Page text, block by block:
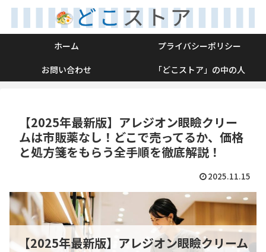
ホーム
プライバシーポリシー
お問い合わせ
「どこストア」の中の人
【2025年最新版】アレジオン眼瞼クリー
ムは市販薬なし！どこで売ってるか、価格
と処方箋をもらう全手順を徹底解説！
2025.11.15
【2025年最新版】アレジオン眼瞼クリーム